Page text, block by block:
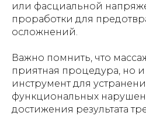
или фасциальной
проработки для
осложнений.
Важно помнить, что
приятная процедура, но
инструмент для
функциональных
достижения результата